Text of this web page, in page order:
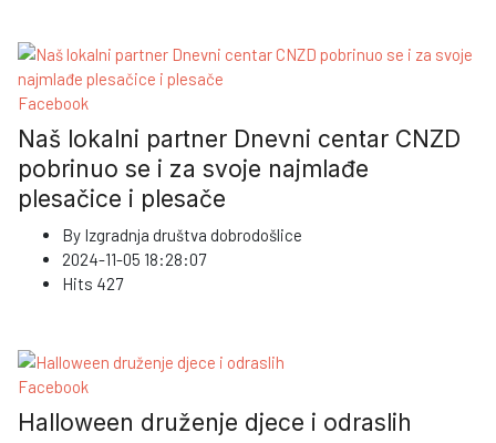
Facebook
Naš lokalni partner Dnevni centar CNZD
pobrinuo se i za svoje najmlađe
plesačice i plesače
By Izgradnja društva dobrodošlice
2024-11-05 18:28:07
Hits 427
Facebook
Halloween druženje djece i odraslih